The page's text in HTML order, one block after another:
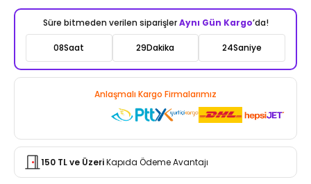
Süre bitmeden verilen siparişlerAynı Gün Kargo’da!
08Saat 29Dakika 22Saniye
Anlaşmalı Kargo Firmalarımız
150 TL ve ÜzeriKapıda Ödeme Avantajı